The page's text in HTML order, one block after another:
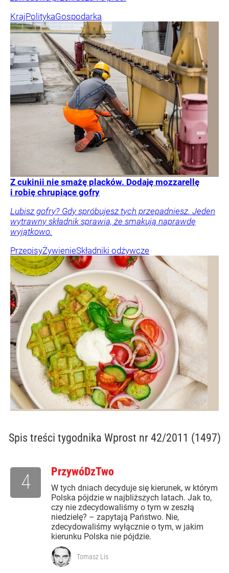
KrajPolitykaGospodarka
Z cukinii nie smażę placków. Dodaję mozzarellę
i robię chrupiące gofry
Lubisz gofry? Gdy spróbujesz tych przepadniesz. Jeden
wytrawny składnik sprawia, że smakują naprawdę
wyjątkowo.
PrzepisyŻywienieSkładniki odżywcze
Spis treści tygodnika Wprost nr 42/2011 (1497)
PrzywóDzTwo
W tych dniach decyduje się kierunek, w którym
Polska pójdzie w najbliższych latach. Jak to,
czy nie zdecydowaliśmy o tym w zeszłą
niedzielę? – zapytają Państwo. Nie,
zdecydowaliśmy wyłącznie o tym, w jakim
kierunku Polska nie pójdzie.
4
Tomasz Lis